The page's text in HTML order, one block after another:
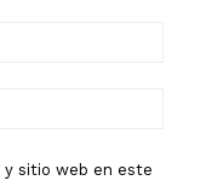
y sitio web en este